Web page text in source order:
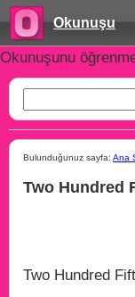
Okunuşu
Okunuşunu
Bulunduğunuz sayfa: Ana
Two Hundred
Two Hundred